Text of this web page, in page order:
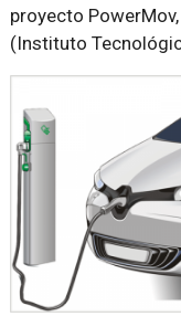
proyecto
(Instituto